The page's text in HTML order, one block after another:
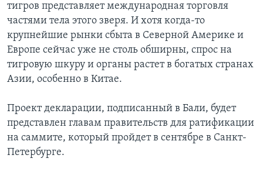
тигров представляет международная торговля
частями тела этого зверя. И хотя когда-то
крупнейшие рынки сбыта в Северной Америке и
Европе сейчас уже не столь обширны, спрос на
тигровую шкуру и органы растет в богатых странах
Азии, особенно в Китае.
Проект декларации, подписанный в Бали, будет
представлен главам правительств для ратификации
на саммите, который пройдет в сентябре в Санкт-
Петербурге.